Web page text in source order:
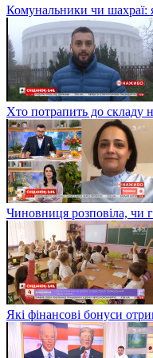
Комунальники чи шахраї:
Хто потрапить до складу
Чиновниця розповіла, чи
Які фінансові бонуси